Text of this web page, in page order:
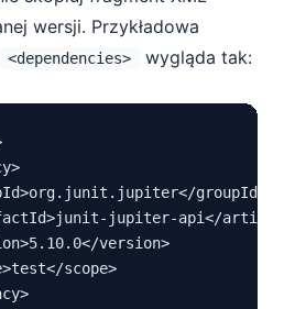
wersji. Przykładowa
<dependencies> wygląda tak:
groupId>
jupiter-api</
version>
scope>